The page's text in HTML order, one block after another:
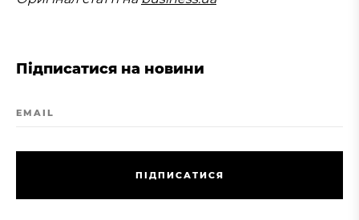
Підписатися на новини
EMAIL
П І ДП ИСАТИСЯ